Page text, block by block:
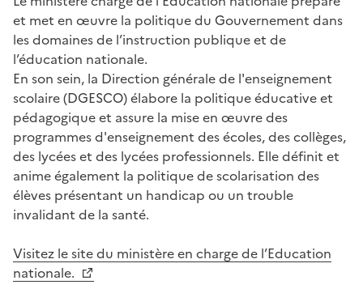
et met en œuvre la politique du Gouvernement dans
les domaines de l’instruction publique et de
l’éducation nationale.
En son sein, la Direction générale de l'enseignement
scolaire (DGESCO) élabore la politique éducative et
pédagogique et assure la mise en œuvre des
programmes d'enseignement des écoles, des collèges,
des lycées et des lycées professionnels. Elle définit et
anime également la politique de scolarisation des
élèves présentant un handicap ou un trouble
invalidant de la santé.
Visitez le site du ministère en charge de l’Education
nationale.